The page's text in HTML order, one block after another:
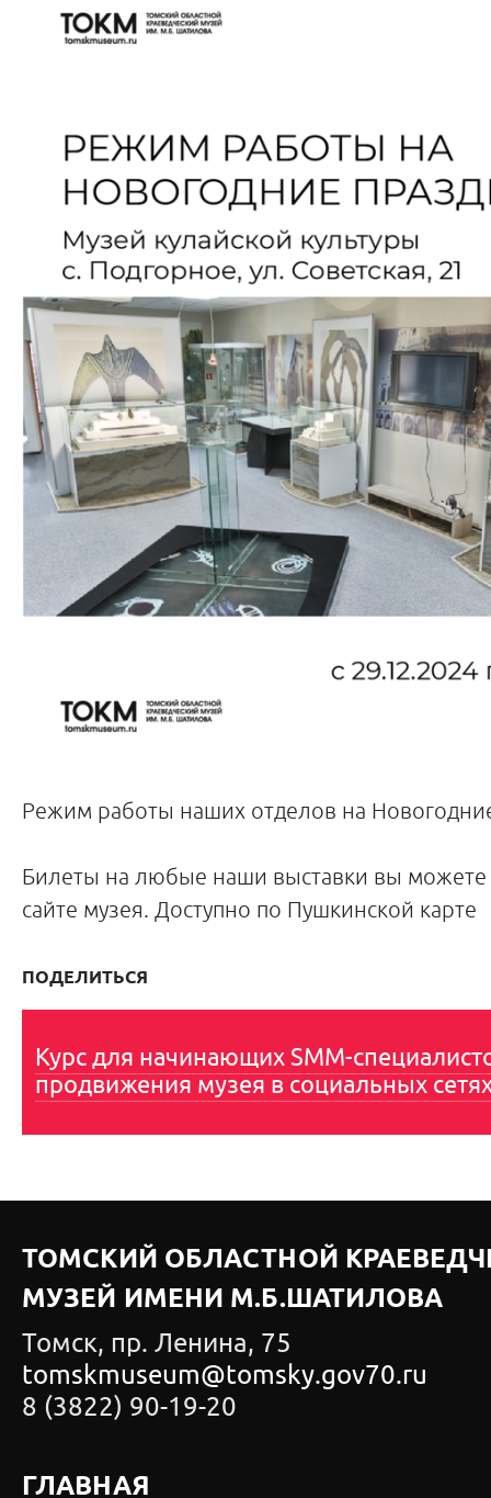
Режим работы наших отделов на
Билеты на любые наши выставки вы можете
сайте музея. Доступно по Пушкинской карте
ПОДЕЛИТЬСЯ
Курс для начинающих SMM-
продвижения музея в социальных
ТОМСКИЙ ОБЛАСТНОЙ
МУЗЕЙ ИМЕНИ М.Б.ШАТИЛОВА
Томск, пр. Ленина, 75
tomskmuseum@tomsky.gov70.ru
8 (3822) 90-19-20
ГЛАВНАЯ